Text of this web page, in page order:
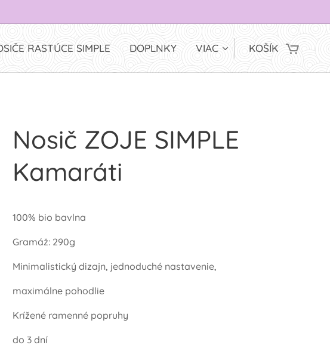
RASTÚCE SIMPLE DOPLNKY VIAC KOŠÍK
Nosič ZOJE SIMPLE
Kamaráti
100% bio bavlna
Gramáž: 290g
Minimalistický dizajn, jednoduché nastavenie,
maximálne pohodlie
Krížené ramenné popruhy
do 3 dní